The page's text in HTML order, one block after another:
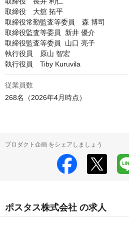
取締役　大舘 拓平
取締役常勤監査等委員　森 博司
取締役監査等委員  新井 優介
取締役監査等委員  山口 亮子
執行役員　原山 智宏
執行役員　Tiby Kuruvila
従業員数
プロダクト企画 をシェアしましょう
ポスタス株式会社 の求人